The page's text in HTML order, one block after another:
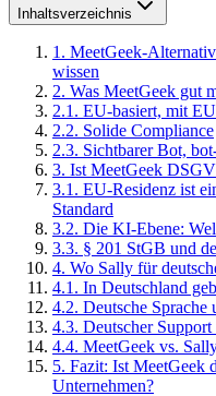
Inhaltsverzeichnis
1 . MeetGeek-
wissen
2. Was MeetGeek gut
2.1 . EU-basiert, mit
2.2. Solide Compliance
2.3. Sichtbarer Bot,
3. Ist MeetGeek
3.1 . EU-Residenz ist
Standard
3.2. Die KI-Ebene:
3.3. § 201 StGB und
4. Wo Sally für
4.1 . In Deutschland
4.2. Deutsche Sprache
4.3. Deutscher
4.4. MeetGeek vs.
5. Fazit: Ist MeetGeek
Unternehmen?